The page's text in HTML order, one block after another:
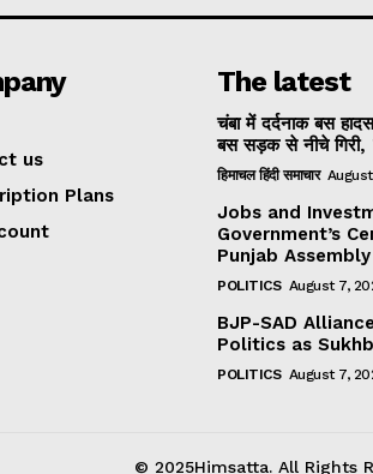
us
Plans
The latest
चंबा में दर्दनाक बस
बस सड़क से नीचे गिरी,
हिमाचल हिंदी समाचार
Jobs and
Government’s
Punjab
POLITICS August 7,
BJP-SAD
Politics as
POLITICS August 7,
© 2025Himsatta. All Rights